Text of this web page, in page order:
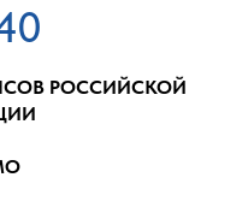
РОССИЙСКОЙ